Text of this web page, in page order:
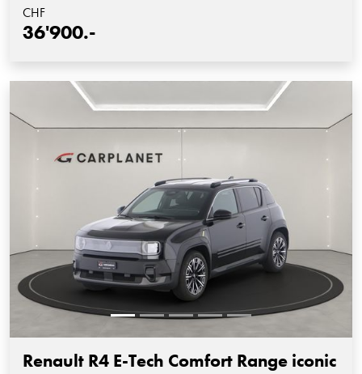
CHF
36'900.-
Renault R4 E-Tech Comfort Range iconic